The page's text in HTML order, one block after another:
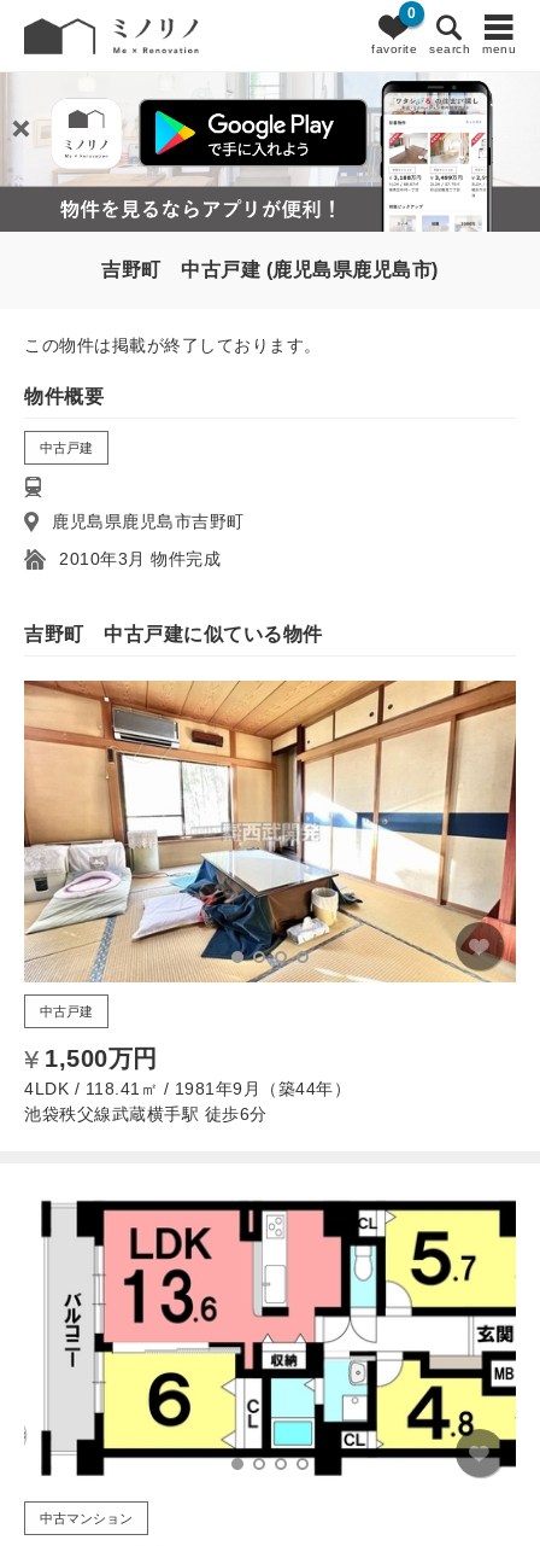
favorite
0
search menu
吉野町 中古戸建 (鹿児島県鹿児島市)
この物件は掲載が終了しております。
物件概要
中古戸建
鹿児島県鹿児島市吉野町
2010年3月 物件完成
吉野町 中古戸建に似ている物件
中古戸建
1,500万円
4LDK / 118.41㎡ / 1981年9月（築44年）
池袋秩父線武蔵横手駅 徒歩6分
中古マンション